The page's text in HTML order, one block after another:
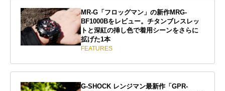
MR-G「フロッグマン」の新作MRG-
BF1000Bをレビュー。チタンブレスレッ
トと深紅の挿し色で着用シーンをさらに
拡げた1本
FEATURES
G-SHOCK レンジマン最新作「GPR-